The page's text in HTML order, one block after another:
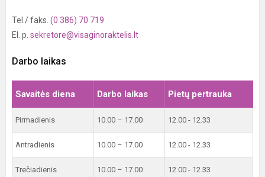
Tel./ faks. (0 386) 70 719
El. p. sekretore@visaginoraktelis.lt
Darbo laikas
Savaitės diena Darbo laikas Pietų pertrauka
Pirmadienis 10.00 – 17.00 12.00 - 12.33
Antradienis 10.00 – 17.00 12.00 - 12.33
Trečiadienis 10.00 – 17.00 12.00 - 12.33